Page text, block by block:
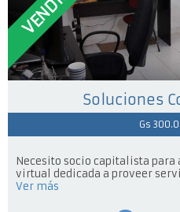
Soluciones
Gs
Necesito socio capitalista
virtual dedicada a proveer
Ver más